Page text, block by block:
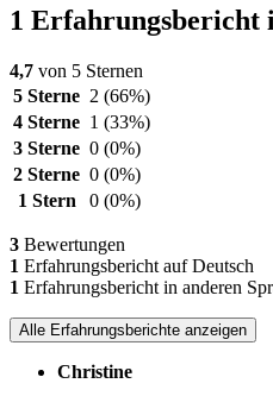
1 Erfahrungsbericht
4,7 von 5 Sternen
5 Sterne 2 (66%)
4 Sterne 1 (33%)
3 Sterne 0 (0%)
2 Sterne 0 (0%)
1 Stern
0 (0%)
3 Bewertungen
1 Erfahrungsbericht auf Deutsch
1 Erfahrungsbericht in anderen
Alle Erfahrungsberichte anzeigen
Christine